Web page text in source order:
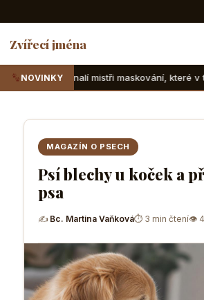
Zvířecí jména
NOVINKY
maskování, které v teráriu sotva najdete
MAGAZÍN O PSECH
Psí blechy u koček a
psa
✍ Bc. Martina Vaňková⏱ 3 min čtení👁